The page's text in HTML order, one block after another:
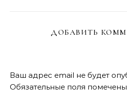
ДОБАВИТЬ
Ваш адрес email не будет
Обязательные поля помечены